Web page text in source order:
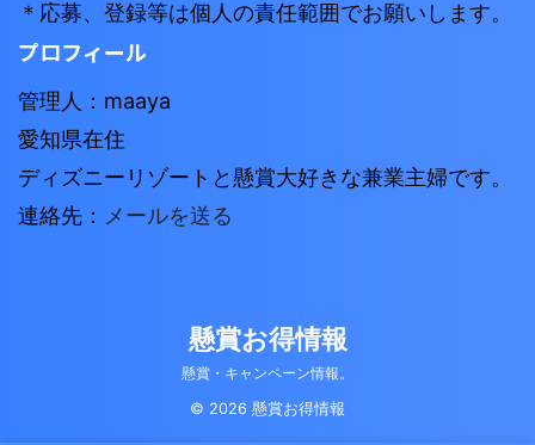
＊応募、登録等は個人の責任範囲でお願いします。
プロフィール
管理人：maaya
愛知県在住
ディズニーリゾートと懸賞大好きな兼業主婦です。
連絡先： メールを送る
懸賞お得情報
懸賞・キャンペーン情報。
© 2026 懸賞お得情報